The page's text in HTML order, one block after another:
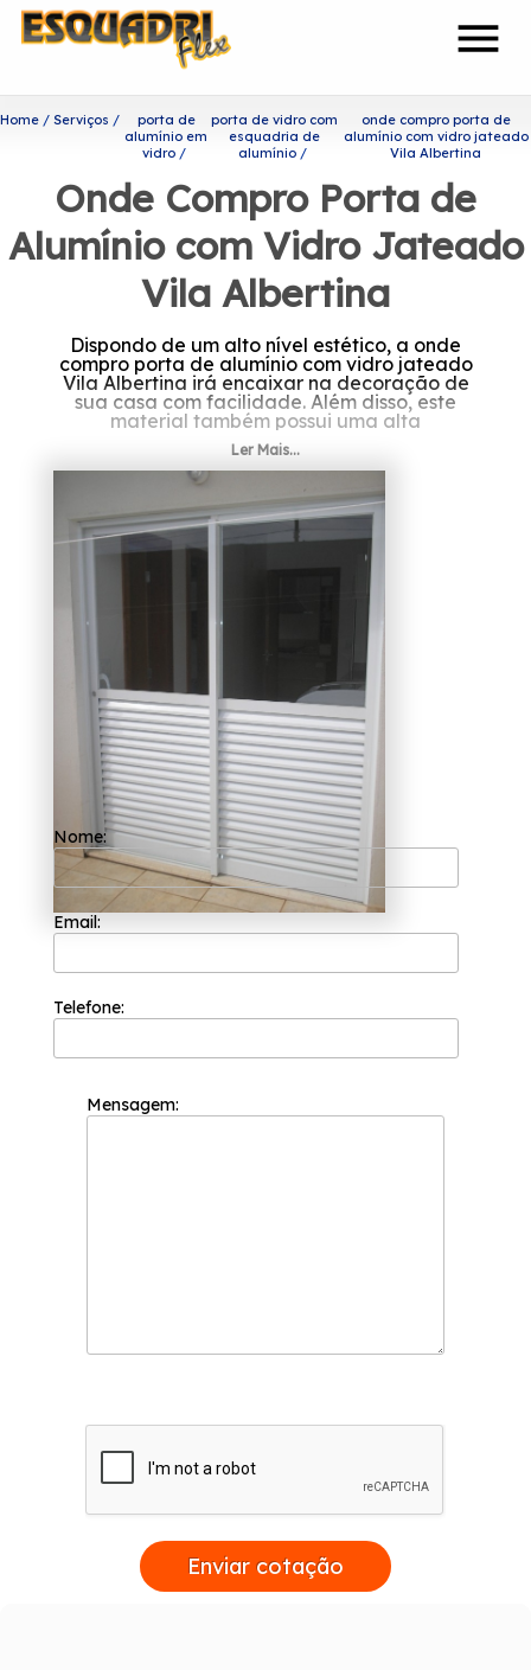
menu
Home Serviços
porta de
alumínio em
vidro
porta de vidro com
esquadria de
alumínio
onde compro porta de
alumínio com vidro jateado
Vila Albertina
Onde Compro Porta de
Alumínio com Vidro Jateado
Vila Albertina
Dispondo de um alto nível estético, a onde
compro porta de alumínio com vidro jateado
Vila Albertina irá encaixar na decoração de
sua casa com facilidade. Além disso, este
material também possui uma alta
durabilidade, que é capaz de garantir um
uso mais prolongado do produto.
Quer saber mais sobre onde
compro porta de alumínio
com vidro jateado Vila
A Esquadriflex é uma das empresas mais bem
cotadas do segmento de esquadrias. Com a
sua fundação em 2002, ela possui uma
equipe de profissionais formada somente por
colaboradores competentes que buscam a
total satisfação do cliente em cada pedido e
a maior inovação e evolução dos processos.
Está procurando por onde compro porta de
alumínio com vidro jateado Vila Albertina? A
Esquadriflex oferece os melhores serviços do
ramo de esquadrias. Entre eles, é possível
encontrar: Esquadria em Alumínio Branco,
Janela Basculante de Alumínio para Cozinha.
Não deixe de entrar em contato para mais
informações sobre os produtos e serviços
oferecidos pela Esquadriflex
Ler Mais...
Nome:
Email:
Telefone:
Mensagem:
Enviar cotação